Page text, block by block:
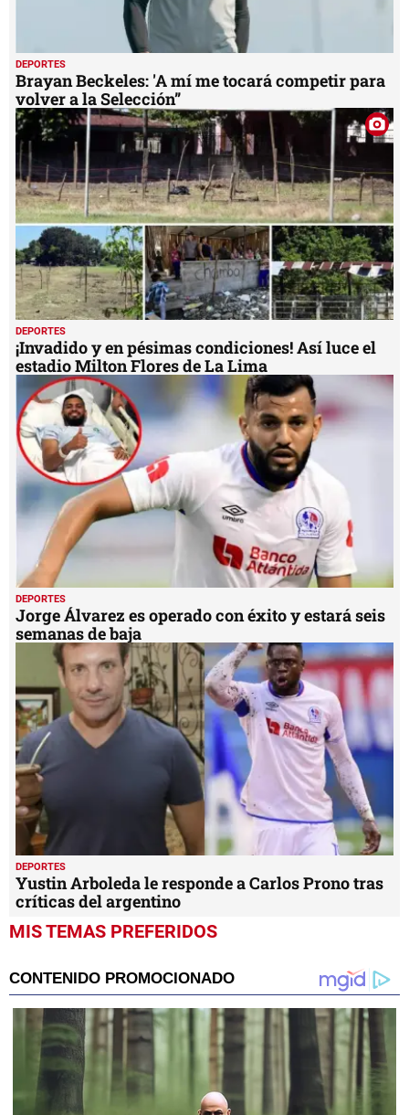
DEPORTES
Brayan Beckeles: 'A mí me tocará competir para
volver a la Selección”
DEPORTES
¡Invadido y en pésimas condiciones! Así luce el
estadio Milton Flores de La Lima
DEPORTES
Jorge Álvarez es operado con éxito y estará seis
semanas de baja
DEPORTES
Yustin Arboleda le responde a Carlos Prono tras
críticas del argentino
MIS TEMAS PREFERIDOS